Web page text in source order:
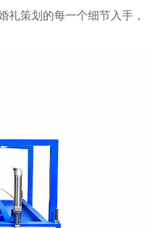
礼策划的每一个细节入手，